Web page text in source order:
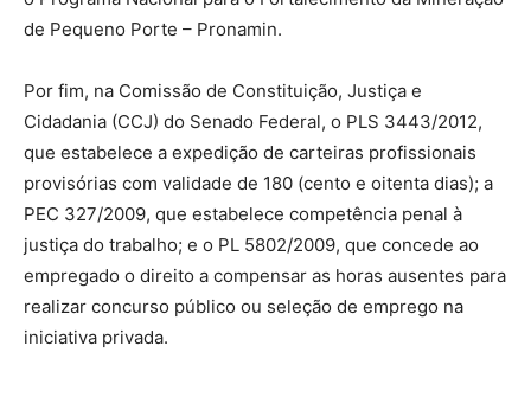
de Pequeno Porte – Pronamin.
Por fim, na Comissão de Constituição, Justiça e
Cidadania (CCJ) do Senado Federal, o PLS 3443/2012,
que estabelece a expedição de carteiras profissionais
provisórias com validade de 180 (cento e oitenta dias); a
PEC 327/2009, que estabelece competência penal à
justiça do trabalho; e o PL 5802/2009, que concede ao
empregado o direito a compensar as horas ausentes para
realizar concurso público ou seleção de emprego na
iniciativa privada.